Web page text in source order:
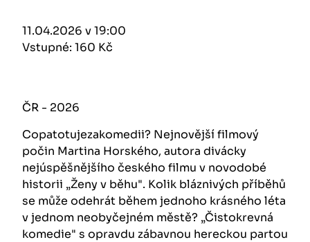
11.04.2026 v 19:00
Vstupné: 160 Kč
ČR - 2026
Copatotujezakomedii? Nejnovější filmový
počin Martina Horského, autora divácky
nejúspěšnějšího českého filmu v novodobé
historii „Ženy v běhu". Kolik bláznivých příběhů
se může odehrát během jednoho krásného léta
v jednom neobyčejném městě? „Čistokrevná
komedie" s opravdu zábavnou hereckou partou